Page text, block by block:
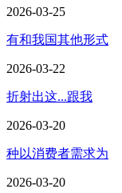
2026-03-25
有和我国其他形式
2026-03-22
折射出这...跟我
2026-03-20
种以消费者需求为
2026-03-20